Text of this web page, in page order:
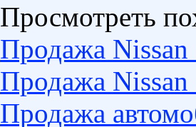
Просмотреть
Продажа Nissan
Продажа
Продажа